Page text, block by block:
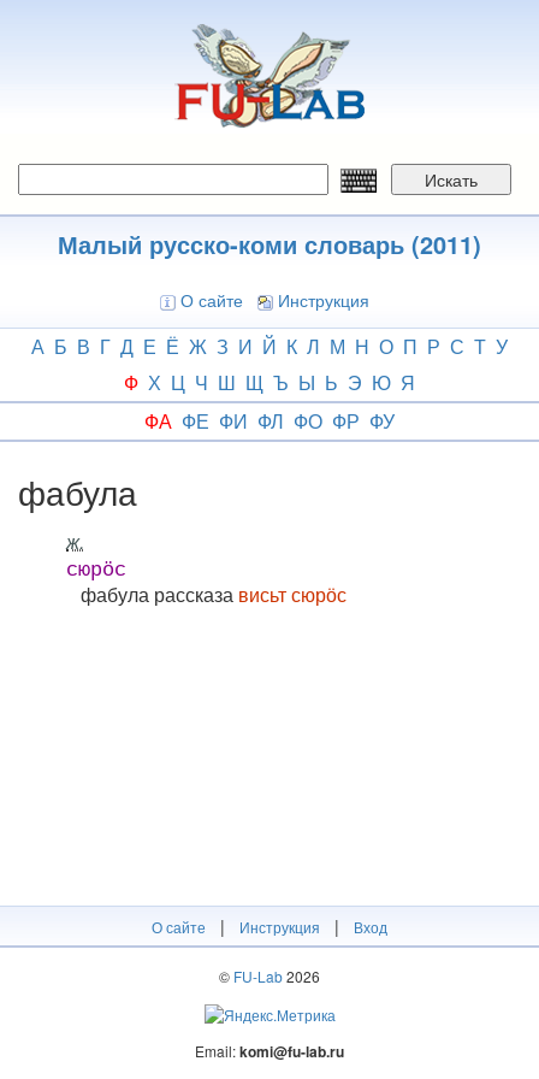
Искать
Малый русско-коми словарь (2011)
О сайте Инструкция
А Б В Г Д Е Ё Ж З И Й К Л М Н О П Р С Т У
Ф Х Ц Ч Ш Щ Ъ Ы Ь Э Ю Я
ФА ФЕ ФИ ФЛ ФО ФР ФУ
фабула
ж.
сюрӧс
фабула рассказа висьт сюрӧс
О сайте | Инструкция | Вход
© FU-Lab2026
Email:komi@fu-lab.ru